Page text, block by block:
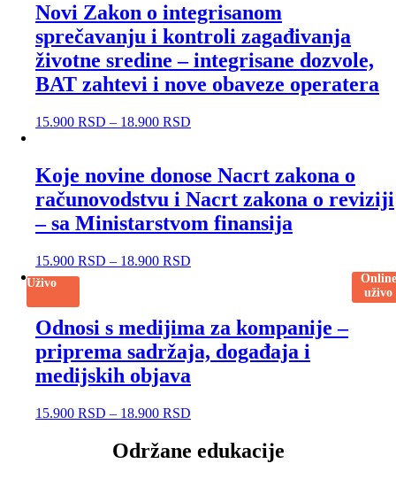
Novi Zakon o integrisanom
sprečavanju i kontroli zagađivanja
životne sredine – integrisane dozvole,
BAT zahtevi i nove obaveze operatera
15.900 RSD – 18.900 RSD
Koje novine donose Nacrt zakona o
računovodstvu i Nacrt zakona o reviziji
– sa Ministarstvom finansija
15.900 RSD – 18.900 RSD
Uživo
Online
uživo
Odnosi s medijima za kompanije –
priprema sadržaja, događaja i
medijskih objava
15.900 RSD – 18.900 RSD
Održane edukacije